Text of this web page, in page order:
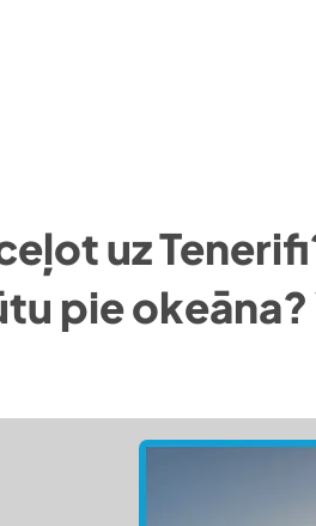
uz
pie